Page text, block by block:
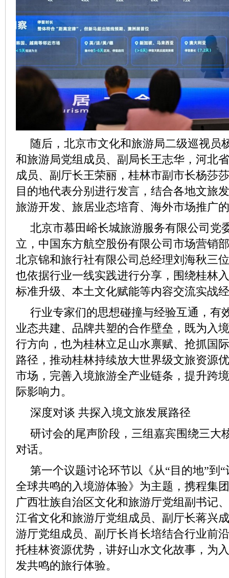
随后，北京市文化和旅游局二级巡视员
和旅游局党组成员、副局长王志华，河北
成员、副厅长王荣丽，桂林市副市长杨莎
目的地代表分别进行发言，结合各地文旅
旅游开发、旅居业态培育、海外市场推广
北京市慕田峪长城旅游服务有限公司党
立，中国东方航空股份有限公司市场营销
北京锦和旅行社有限公司总经理刘海秋三
也依据行业一线实践进行分享，围绕桂林
标准升级、本土文化赋能等内容交流实战
行业专家们的思想碰撞与经验互通，有
业态共建、品牌共塑的合作壁垒，既为入
行方向，也为桂林立足山水禀赋、抢抓国
路径，推动桂林持续放大世界级文旅资源
市场，完善入境旅游全产业链条，提升跨
际影响力。
深度对谈 共探入境文旅发展路径
研讨会的尾声阶段，三组嘉宾围绕三大
对话。
第一个议题讨论环节以《从“目的地”
全球共鸣的入境游体验》为主题，携程集
广西壮族自治区文化和旅游厅党组副书记
江省文化和旅游厅党组成员、副厅长蒋兴
游厅党组成员、副厅长肖长培结合行业前
托桂林资源优势，讲好山水文化故事，为
发共鸣的旅行体验。